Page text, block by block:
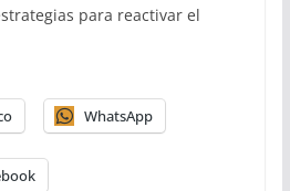
para reactivar el
WhatsApp